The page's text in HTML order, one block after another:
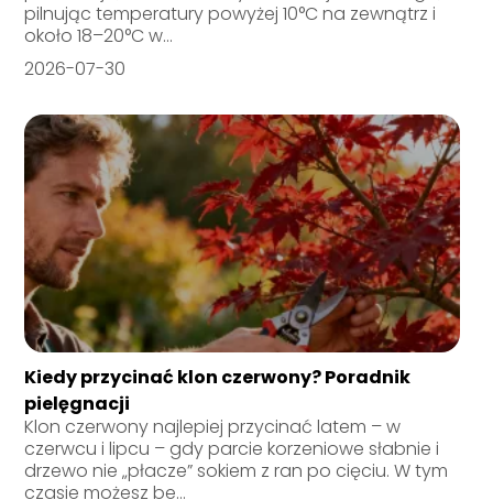
pilnując temperatury powyżej 10°C na zewnątrz i
około 18–20°C w...
2026-07-30
Kiedy przycinać klon czerwony? Poradnik
pielęgnacji
Klon czerwony najlepiej przycinać latem – w
czerwcu i lipcu – gdy parcie korzeniowe słabnie i
drzewo nie „płacze” sokiem z ran po cięciu. W tym
czasie możesz be...